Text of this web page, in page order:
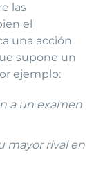
las
el
una acción
supone un
ejemplo:
a un examen
mayor rival en